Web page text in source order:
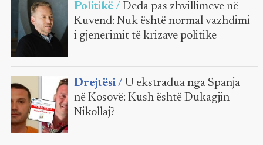
Politikë / Deda pas zhvillimeve në
Kuvend: Nuk është normal vazhdimi
i gjenerimit të krizave politike
Drejtësi / U ekstradua nga Spanja
në Kosovë: Kush është Dukagjin
Nikollaj?